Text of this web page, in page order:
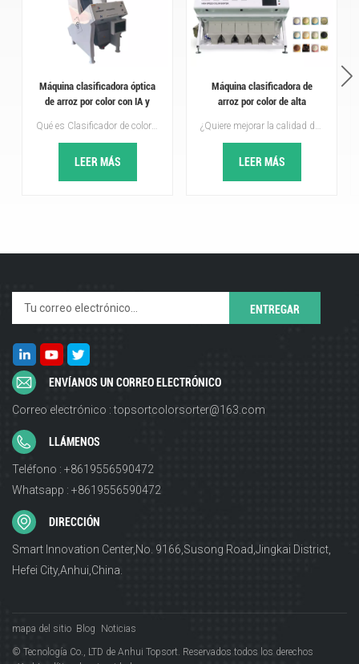
Máquina clasificadora óptica
de arroz por color con IA y
profundo.
LEER MÁS
Máquina clasificadora de
arroz por color de alta
clasificador por color de arroz
LEER MÁS
ENVÍANOS UN CORREO ELECTRÓNICO
Correo electrónico : topsortcolorsorter@163.com
LLÁMENOS
Teléfono : +8619556590472
Whatsapp : +8619556590472
DIRECCIÓN
Smart Innovation Center,No. 9166,Susong Road,Jingkai District,
Hefei City,Anhui,China.
mapa del sitio Blog Noticias
© Tecnología Co., LTD de Anhui Topsort. Reservados todos los derechos